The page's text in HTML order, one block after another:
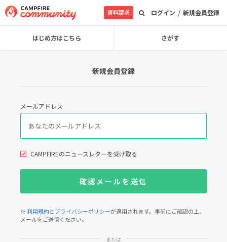
ログイン / 新規会員登録
資料請求
はじめ方はこちら さがす
新規会員登録
メールアドレス
CAMPFIREのニュースレターを受け取る
※利用規約とプライバシーポリシーが適用されます。事前にご確認の上、
メールをご送信ください。